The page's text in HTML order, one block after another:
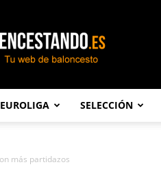
EUROLIGA SELECCIÓN
más partidazos